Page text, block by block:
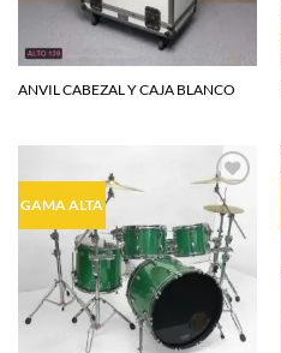
ANVIL CABEZAL Y CAJA BLANCO
GAMA ALTA
Agregar
a la
lista de
deseos